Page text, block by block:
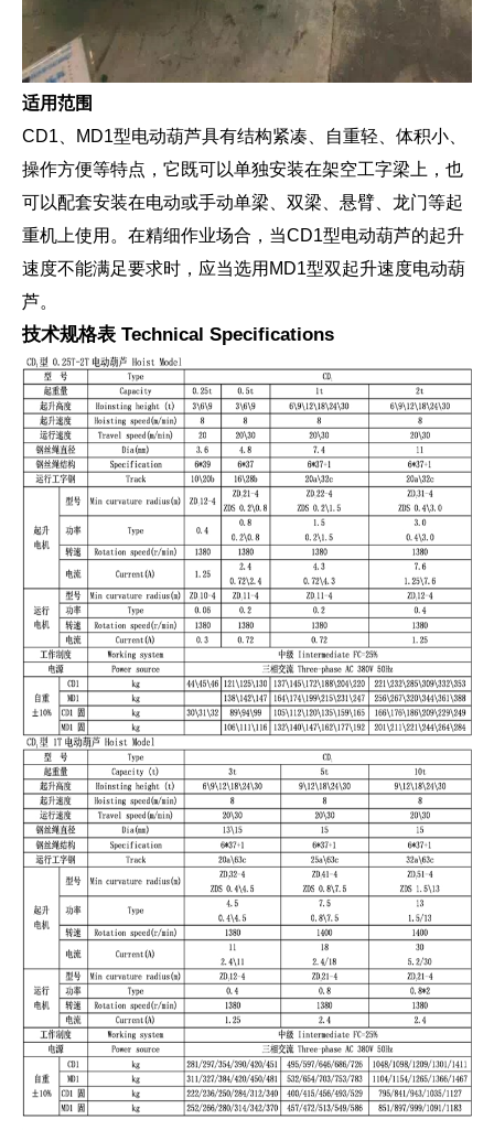
适用范围
CD1、MD1型电动葫芦具有结构紧凑、自重轻、体积小、
操作方便等特点，它既可以单独安装在架空工字梁上，也
可以配套安装在电动或手动单梁、双梁、悬臂、龙门等起
重机上使用。在精细作业场合，当CD1型电动葫芦的起升
速度不能满足要求时，应当选用MD1型双起升速度电动葫
芦。
技术规格表 Technical Specifications